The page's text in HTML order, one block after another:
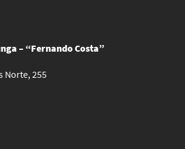
– “Fernando Costa”
Norte, 255